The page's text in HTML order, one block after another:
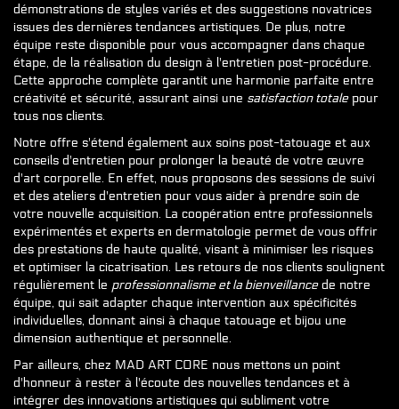
démonstrations de styles variés et des suggestions novatrices
issues des dernières tendances artistiques. De plus, notre
équipe reste disponible pour vous accompagner dans chaque
étape, de la réalisation du design à l'entretien post-procédure.
Cette approche complète garantit une harmonie parfaite entre
créativité et sécurité, assurant ainsi une satisfaction totalepour
tous nos clients.
Notre offre s'étend également aux soins post-tatouage et aux
conseils d'entretien pour prolonger la beauté de votre œuvre
d'art corporelle. En effet, nous proposons des sessions de suivi
et des ateliers d'entretien pour vous aider à prendre soin de
votre nouvelle acquisition. La coopération entre professionnels
expérimentés et experts en dermatologie permet de vous offrir
des prestations de haute qualité, visant à minimiser les risques
et optimiser la cicatrisation. Les retours de nos clients soulignent
régulièrement le professionnalisme et la bienveillancede notre
équipe, qui sait adapter chaque intervention aux spécificités
individuelles, donnant ainsi à chaque tatouage et bijou une
dimension authentique et personnelle.
Par ailleurs, chez MAD ART CORE nous mettons un point
d'honneur à rester à l'écoute des nouvelles tendances et à
intégrer des innovations artistiques qui subliment votre